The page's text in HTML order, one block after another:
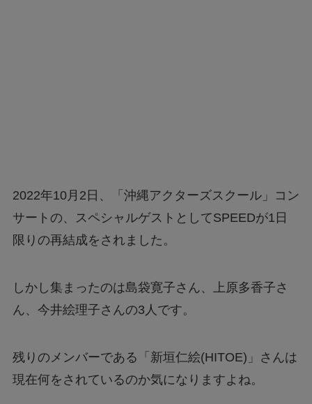
2022年10月2日、「沖縄アクターズスクール」コン
サートの、スペシャルゲストとしてSPEEDが1日
限りの再結成をされました。
しかし集まったのは島袋寛子さん、上原多香子さ
ん、今井絵理子さんの3人です。
残りのメンバーである「新垣仁絵(HITOE)」さんは
現在何をされているのか気になりますよね。